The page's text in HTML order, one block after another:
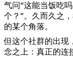
气问“这能当饭吃
个？”。久而久之
的某个角落。
但这个社群的出现
念之上：真正的连